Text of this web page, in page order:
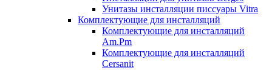
Унитазы инсталляции писсуары Vitra
Комплектующие для инсталляций
Комплектующие для инсталляций
Am.Pm
Комплектующие для инсталляций
Cersanit